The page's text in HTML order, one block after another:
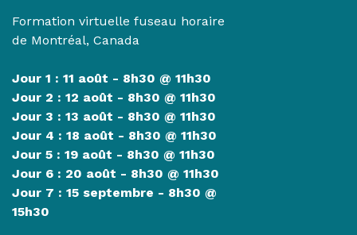
Formation virtuelle fuseau horaire
de Montréal, Canada
Jour 1 : 11 août - 8h30 @ 11h30
Jour 2 : 12 août - 8h30 @ 11h30
Jour 3 : 13 août - 8h30 @ 11h30
Jour 4 : 18 août - 8h30 @ 11h30
Jour 5 : 19 août - 8h30 @ 11h30
Jour 6 : 20 août - 8h30 @ 11h30
Jour 7 : 15 septembre - 8h30 @
15h30